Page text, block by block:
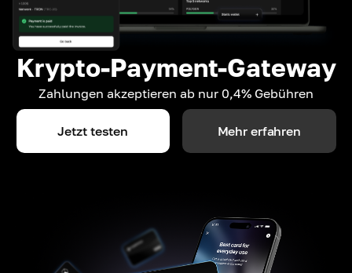
Krypto-Payment-Gateway
Zahlungen akzeptieren ab nur 0,4% Gebühren
Jetzt testen Mehr erfahren